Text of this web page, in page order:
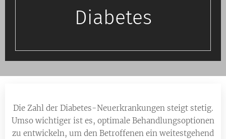
Diabetes
Die Zahl der Diabetes-Neuerkrankungen steigt stetig.
Umso wichtiger ist es, optimale Behandlungsoptionen
zu entwickeln, um den Betroffenen ein weitestgehend